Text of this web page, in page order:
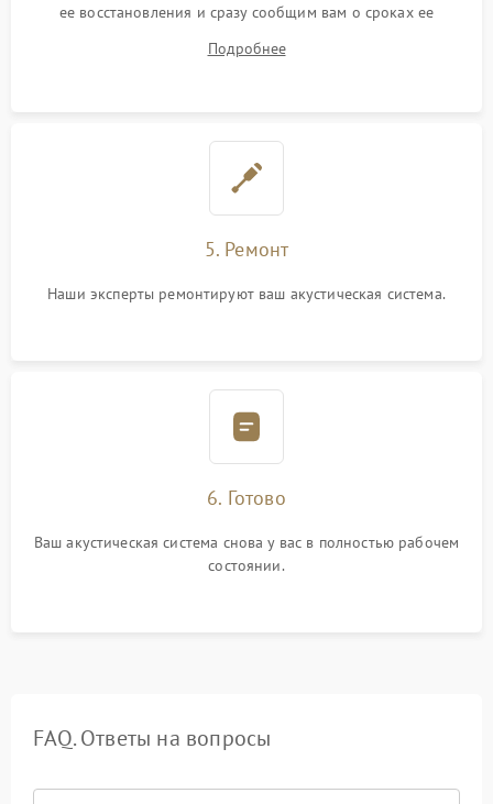
ее восстановления и сразу сообщим вам о сроках ее
Подробнее
5. Ремонт
Наши эксперты ремонтируют ваш акустическая система.
6. Готово
Ваш акустическая система снова у вас в полностью рабочем
состоянии.
FAQ. Ответы на вопросы